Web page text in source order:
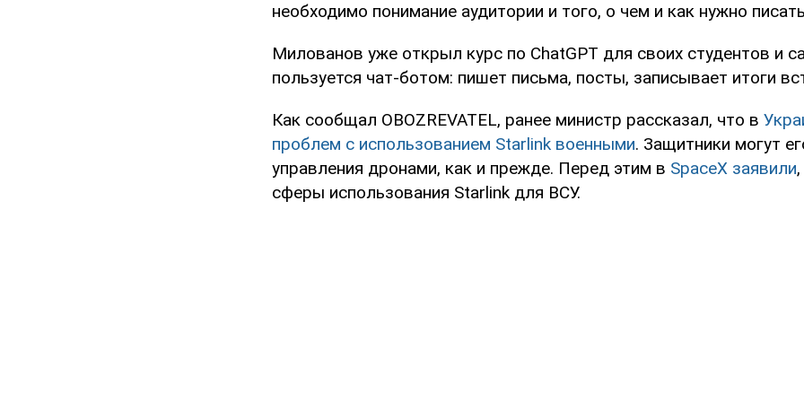
необходимо понимание аудитории и того, о чем и как нужно
Милованов уже открыл курс по ChatGPT для своих студентов и
пользуется чат-ботом: пишет письма, посты, записывает итоги
Как сообщал OBOZREVATEL, ранее министр рассказал, что в
проблем с использованием Starlink военными. Защитники могут
управления дронами, как и прежде. Перед этим в SpaceX заявили
сферы использования Starlink для ВСУ.